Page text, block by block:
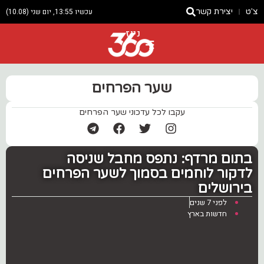
צ'ט יצירת קשר עכשיו 13:55, יום שני (10.08)
ניוז
שער הפרחים
עקבו לכל עדכוני שער הפרחים
‏בתום מרדף: נתפס מחבל שניסה
לדקור לוחמים בסמוך לשער הפרחים
בירושלים
לפני 7 שנים
חדשות בארץ